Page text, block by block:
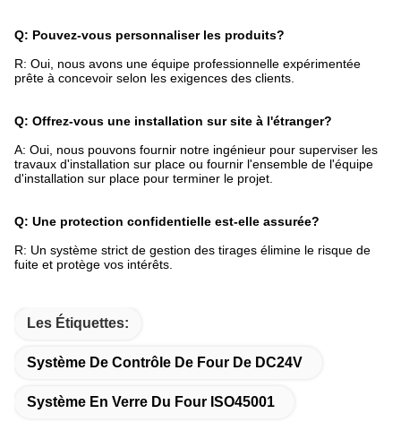
Q: Pouvez-vous personnaliser les produits?
R: Oui, nous avons une équipe professionnelle expérimentée
prête à concevoir selon les exigences des clients.
Q: Offrez-vous une installation sur site à l'étranger?
A: Oui, nous pouvons fournir notre ingénieur pour superviser les
travaux d'installation sur place ou fournir l'ensemble de l'équipe
d'installation sur place pour terminer le projet.
Q: Une protection confidentielle est-elle assurée?
R: Un système strict de gestion des tirages élimine le risque de
fuite et protège vos intérêts.
Les Étiquettes:
Système De Contrôle De Four De DC24V
Système En Verre Du Four ISO45001